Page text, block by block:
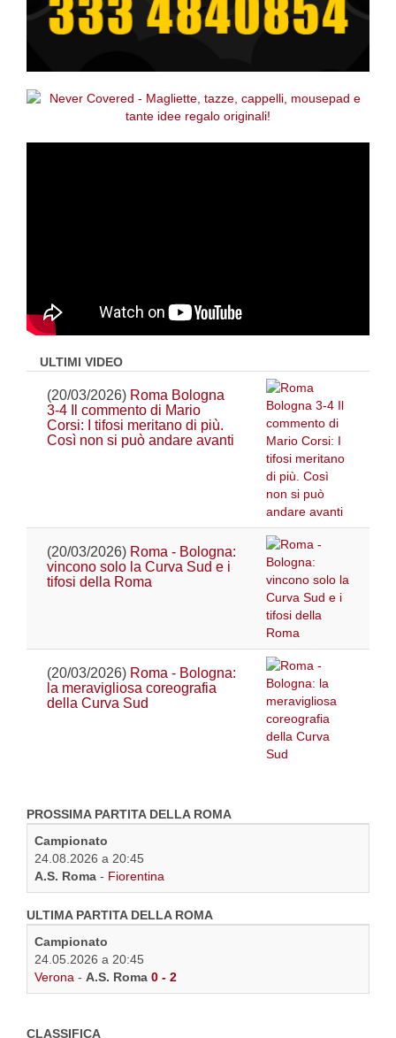
ULTIMI VIDEO
(20/03/2026) Roma Bologna
3-4 Il commento di Mario
Corsi: I tifosi meritano di più.
Così non si può andare avanti
(20/03/2026) Roma - Bologna:
vincono solo la Curva Sud e i
tifosi della Roma
(20/03/2026) Roma - Bologna:
la meravigliosa coreografia
della Curva Sud
PROSSIMA PARTITA DELLA ROMA
Campionato
24.08.2026 a 20:45
A.S. Roma - Fiorentina
ULTIMA PARTITA DELLA ROMA
Campionato
24.05.2026 a 20:45
Verona - A.S. Roma 0 - 2
CLASSIFICA